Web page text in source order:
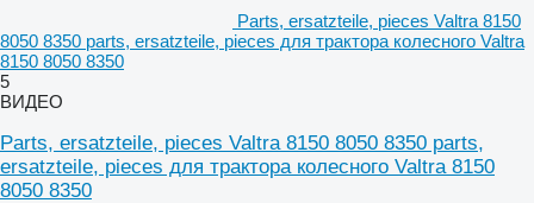
Parts, ersatzteile, pieces Valtra 8150
8050 8350 parts, ersatzteile, pieces для трактора колесного Valtra
8150 8050 8350
5
ВИДЕО
Parts, ersatzteile, pieces Valtra 8150 8050 8350 parts,
ersatzteile, pieces для трактора колесного Valtra 8150
8050 8350